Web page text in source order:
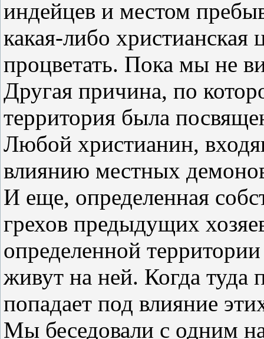
индейцев и местом
какая-либо христианская
процветать. Пока мы не
Другая причина, по
территория была
Любой христианин,
влиянию местных
И еще, определенная
грехов предыдущих
определенной
живут на ней. Когда туда
попадает под влияние
Мы беседовали с одним